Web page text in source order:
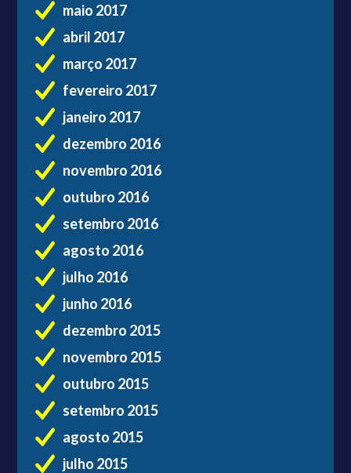
maio 2017
abril 2017
março 2017
fevereiro 2017
janeiro 2017
dezembro 2016
novembro 2016
outubro 2016
setembro 2016
agosto 2016
julho 2016
junho 2016
dezembro 2015
novembro 2015
outubro 2015
setembro 2015
agosto 2015
julho 2015